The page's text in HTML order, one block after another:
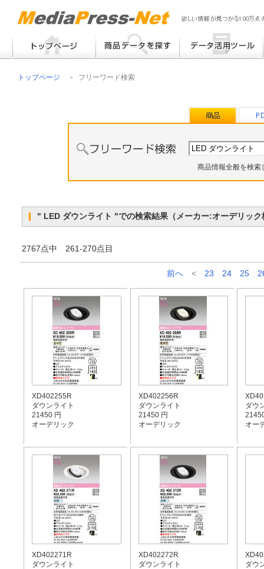
メーカー別検索
トップページ フリーワード検索
商品情報全般を検索
" LED ダウンライト "での検索結果（メーカー:オーデリ
2767点中 261-270点目
前へ < 23 24 25
XD402255R
ダウンライト
21450 円
オーデリック
XD402256R
ダウンライト
21450 円
オーデリック
ダウ
オー
XD402271R
ダウンライト
XD402272R
ダウンライト
ダウ